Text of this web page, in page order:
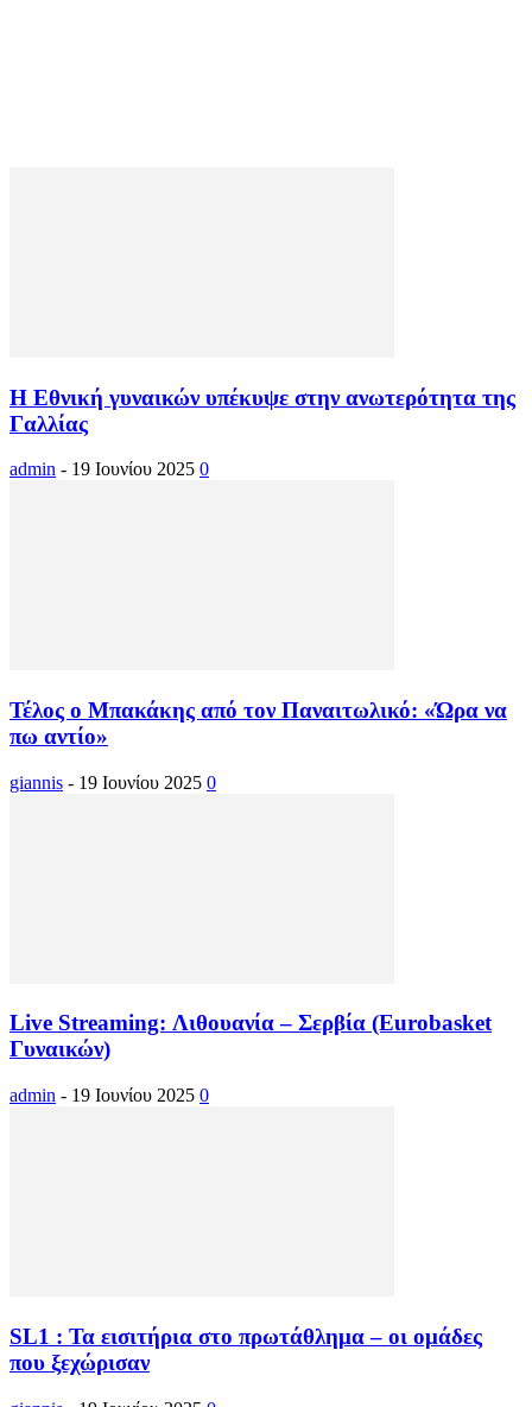
Η Εθνική γυναικών υπέκυψε στην ανωτερότητα της
Γαλλίας
admin - 19 Ιουνίου 2025 0
Τέλος ο Μπακάκης από τον Παναιτωλικό: «Ώρα να
πω αντίο»
giannis - 19 Ιουνίου 2025 0
Live Streaming: Λιθουανία – Σερβία (Eurobasket
Γυναικών)
admin - 19 Ιουνίου 2025 0
SL1 : Τα εισιτήρια στο πρωτάθλημα – οι ομάδες
που ξεχώρισαν